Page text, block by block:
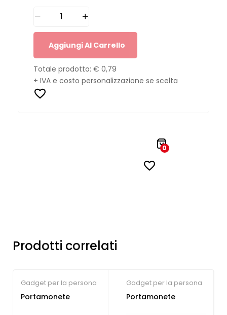
Aggiungi Al Carrello
Totale prodotto: € 0,79
+ IVA e costo personalizzazione se scelta
0
Prodotti correlati
Gadget per la persona
Portamonete
Gadget per la persona
Portamonete